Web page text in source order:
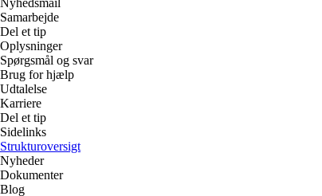
Nyhedsmail
Samarbejde
Del et tip
Oplysninger
Spørgsmål og svar
Brug for hjælp
Udtalelse
Karriere
Del et tip
Sidelinks
Strukturoversigt
Nyheder
Dokumenter
Blog